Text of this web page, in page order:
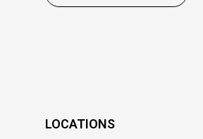
LOCATIONS